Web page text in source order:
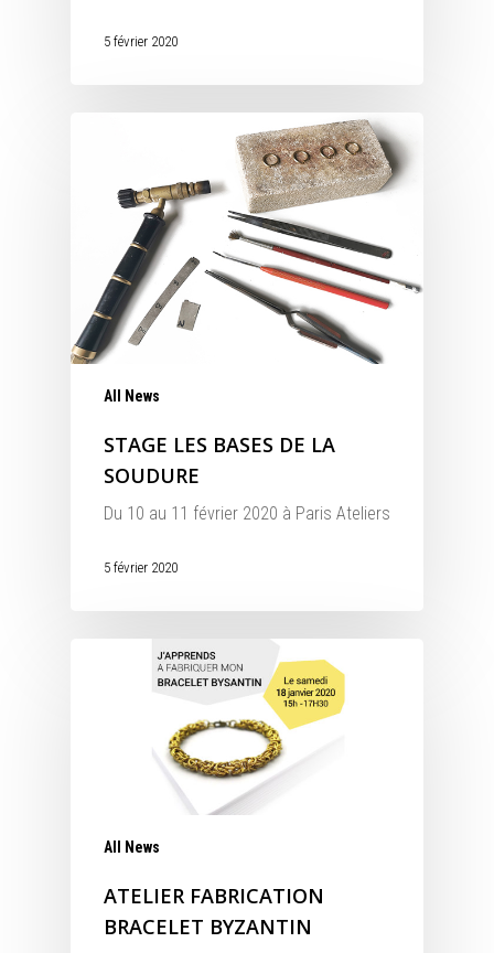
5 février 2020
All News
STAGE LES BASES DE LA
SOUDURE
Du 10 au 11 février 2020 à Paris Ateliers
5 février 2020
All News
ATELIER FABRICATION
BRACELET BYZANTIN